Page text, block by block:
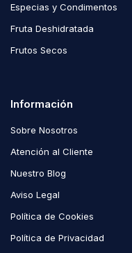
Especias y Condimentos
Fruta Deshidratada
Frutos Secos
Información
Sobre Nosotros
Atención al Cliente
Nuestro Blog
Aviso Legal
Política de Cookies
Política de Privacidad